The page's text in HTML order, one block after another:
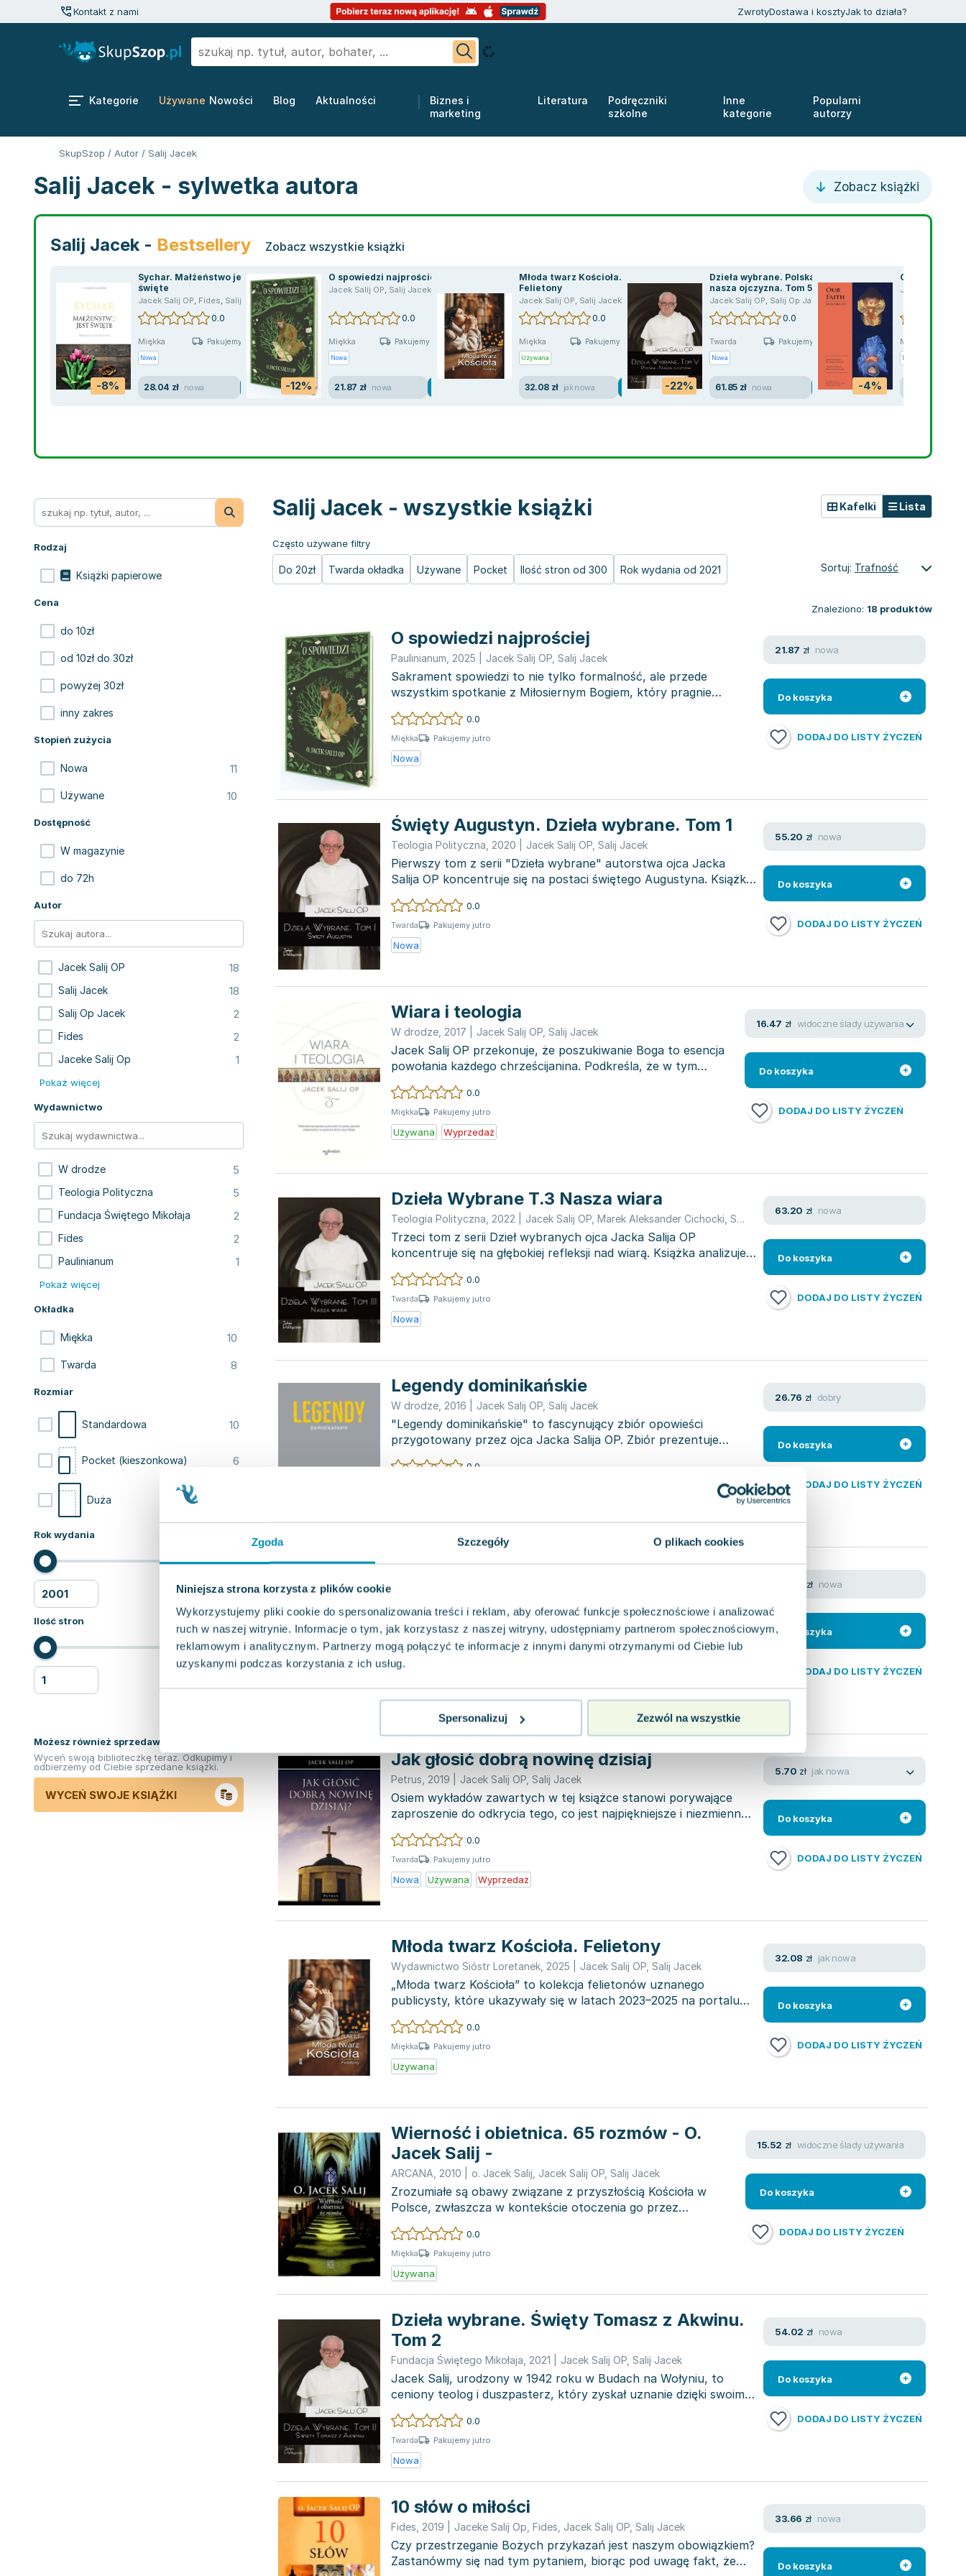
Zgoda Szczegóły O plikach cookies
Niniejsza strona korzysta z plików cookie
Wykorzystujemy pliki cookie do spersonalizowania treści i reklam, aby oferować funkcje społecznościowe i analizować
ruch w naszej witrynie. Informacje o tym, jak korzystasz z naszej witryny, udostępniamy partnerom społecznościowym,
reklamowym i analitycznym. Partnerzy mogą połączyć te informacje z innymi danymi otrzymanymi od Ciebie lub
uzyskanymi podczas korzystania z ich usług.
Spersonalizuj Zezwól na wszystkie
Kontakt z nami ZwrotyDostawa i kosztyJak to działa?
Kategorie Używane Nowości Blog Aktualności
Biznes i
marketing
Literatura
Podręczniki
szkolne
Inne
kategorie
Popularni
autorzy
SkupSzop / Autor / Salij Jacek
Salij Jacek - sylwetka autora Zobacz książki
Salij Jacek - Bestsellery Zobacz wszystkie książki
-8%
Sychar. Małżeństwo jest
święte
Jacek Salij OP, Fides, Salij Jacek
0.0
Miękka Pakujemy jutro
Nowa
28.04 zł nowa -12%
O spowiedzi najprościej
Jacek Salij OP, Salij Jacek
0.0
Miękka Pakujemy jutro
Nowa
21.87 zł nowa
Młoda twarz Kościoła.
Felietony
Jacek Salij OP, Salij Jacek
0.0
Miękka Pakujemy jutro
Używana
32.08 zł jak nowa -22%
Dzieła wybrane. Polska –
nasza ojczyzna. Tom 5
Jacek Salij OP, Salij Op Jacek ,Salij Jacek
0.0
Twarda Pakujemy jutro
Nowa
61.85 zł nowa -4%
Our Faith
Jacek Salij OP
Miękka
Nowa
Rodzaj
Książki papierowe
Cena
do 10zł
od 10zł do 30zł
powyżej 30zł
inny zakres
Stopień zużycia
Nowa 11
Używane 10
Dostępność
W magazynie
do 72h
Autor
Jacek Salij OP 18
Salij Jacek 18
Salij Op Jacek 2
Fides 2
Jaceke Salij Op 1
Pokaż więcej
Wydawnictwo
W drodze 5
Teologia Polityczna 5
Fundacja Świętego Mikołaja 2
Fides 2
Paulinianum 1
Pokaż więcej
Okładka
Miękka 10
Twarda 8
Rozmiar
Standardowa 10
Pocket (kieszonkowa) 6
Duża
Rok wydania
Ilość stron
Możesz również sprzedawać ksiązki!
Wyceń swoją biblioteczkę teraz. Odkupimy i
odbierzemy od Ciebie sprzedane książki.
WYCEŃ SWOJE KSIĄŻKI
Salij Jacek - wszystkie książki
Często używane filtry
Do 20zł Twarda okładka Używane Pocket Ilość stron od 300 Rok wydania od 2021
Kafelki Lista
Sortuj: Trafność
Znaleziono: 18 produktów
O spowiedzi najprościej
Paulinianum 2025 Jacek Salij OP Salij Jacek
Sakrament spowiedzi to nie tylko formalność, ale przede
wszystkim spotkanie z Miłosiernym Bogiem, który pragnie
przemiany ludzkich...
0.0
Miękka Pakujemy jutro
Nowa
21.87 zł nowa
Do koszyka
DODAJ DO LISTY ŻYCZEŃ
Święty Augustyn. Dzieła wybrane. Tom 1
Teologia Polityczna 2020 Jacek Salij OP Salij Jacek
Pierwszy tom z serii "Dzieła wybrane" autorstwa ojca Jacka
Salija OP koncentruje się na postaci świętego Augustyna. Książka
ta zaw...
0.0
Twarda Pakujemy jutro
Nowa
55.20 zł nowa
Do koszyka
DODAJ DO LISTY ŻYCZEŃ
Wiara i teologia
W drodze 2017 Jacek Salij OP Salij Jacek
Jacek Salij OP przekonuje, że poszukiwanie Boga to esencja
powołania każdego chrześcijanina. Podkreśla, że w tym
poszukiwaniu kluc...
0.0
Miękka Pakujemy jutro
Używana Wyprzedaż
16.47 zł widoczne ślady używania
Do koszyka
DODAJ DO LISTY ŻYCZEŃ
Dzieła Wybrane T.3 Nasza wiara
Teologia Polityczna 2022 Jacek Salij OP Marek Aleksander Cichocki Salij Jacek
Trzeci tom z serii Dzieł wybranych ojca Jacka Salija OP
koncentruje się na głębokiej refleksji nad wiarą. Książka analizuje
różne...
0.0
Twarda Pakujemy jutro
Nowa
63.20 zł nowa
Do koszyka
DODAJ DO LISTY ŻYCZEŃ
Legendy dominikańskie
W drodze 2016 Jacek Salij OP Salij Jacek
"Legendy dominikańskie" to fascynujący zbiór opowieści
przygotowany przez ojca Jacka Salija OP. Zbiór prezentuje
zarówno przejmują...
0.0
26.76 zł dobry
Do koszyka
DODAJ DO LISTY ŻYCZEŃ
Sychar to historyczne miasteczko w regionie Samarii, gdzie
wydarzyło się niezwykłe spotkanie przy studni Jakuba. Tam
Chrystus rozm...
0.0
Miękka
Nowa
zł nowa
Do koszyka
DODAJ DO LISTY ŻYCZEŃ
Jak głosić dobrą nowinę dzisiaj
Petrus 2019 Jacek Salij OP Salij Jacek
Osiem wykładów zawartych w tej książce stanowi porywające
zaproszenie do odkrycia tego, co jest najpiękniejsze i niezmienne
w chrz...
0.0
Twarda Pakujemy jutro
Nowa Używana Wyprzedaż
5.70 zł jak nowa
Do koszyka
DODAJ DO LISTY ŻYCZEŃ
Młoda twarz Kościoła. Felietony
Wydawnictwo Sióstr Loretanek 2025 Jacek Salij OP Salij Jacek
„Młoda twarz Kościoła” to kolekcja felietonów uznanego
publicysty, które ukazywały się w latach 2023–2025 na portalu
«Opoka». Auto...
0.0
Miękka Pakujemy jutro
Używana
32.08 zł jak nowa
Do koszyka
DODAJ DO LISTY ŻYCZEŃ
Wierność i obietnica. 65 rozmów - O.
Jacek Salij -
ARCANA 2010 o. Jacek Salij Jacek Salij OP Salij Jacek
Zrozumiałe są obawy związane z przyszłością Kościoła w
Polsce, zwłaszcza w kontekście otoczenia go przez
laicyzującą się Europę. W...
0.0
Miękka Pakujemy jutro
Używana
15.52 zł widoczne ślady używania
Do koszyka
DODAJ DO LISTY ŻYCZEŃ
Dzieła wybrane. Święty Tomasz z Akwinu.
Tom 2
Fundacja Świętego Mikołaja 2021 Jacek Salij OP Salij Jacek
Jacek Salij, urodzony w 1942 roku w Budach na Wołyniu, to
ceniony teolog i duszpasterz, który zyskał uznanie dzięki swoim
licznym...
0.0
Twarda Pakujemy jutro
Nowa
54.02 zł nowa
Do koszyka
DODAJ DO LISTY ŻYCZEŃ
10 słów o miłości
Fides 2019 Jaceke Salij Op Fides Jacek Salij OP Salij Jacek
Czy przestrzeganie Bożych przykazań jest naszym obowiązkiem?
Zastanówmy się nad tym pytaniem, biorąc pod uwagę fakt, że
33.66 zł nowa
Do koszyka